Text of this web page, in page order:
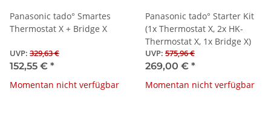
Panasonic tado° Smartes
Thermostat X + Bridge X
UVP: 329,63 €
152,55 € *
Momentan nicht verfügbar
Panasonic tado° Starter Kit
(1x Thermostat X, 2x HK-
Thermostat X, 1x Bridge X)
UVP: 575,96 €
269,00 € *
Momentan nicht verfügbar